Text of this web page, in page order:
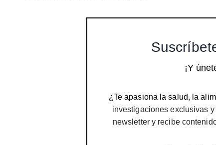
¡Y
¿Te apasiona la salud, la
investigaciones exclusivas
newsletter y recibe